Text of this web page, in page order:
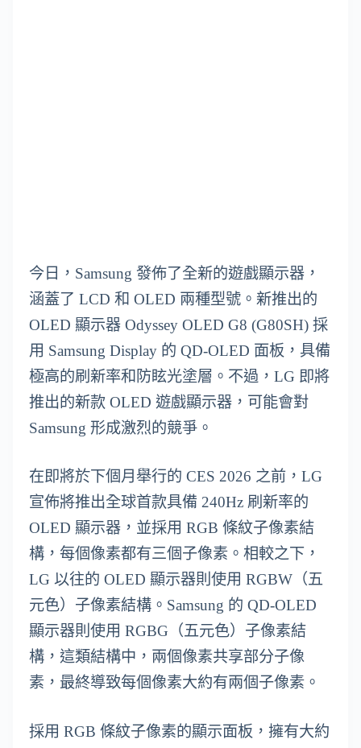
今日，Samsung 發佈了全新的遊戲顯示器，
涵蓋了 LCD 和 OLED 兩種型號。新推出的
OLED 顯示器 Odyssey OLED G8 (G80SH) 採
用 Samsung Display 的 QD-OLED 面板，具備
極高的刷新率和防眩光塗層。不過，LG 即將
推出的新款 OLED 遊戲顯示器，可能會對
Samsung 形成激烈的競爭。
在即將於下個月舉行的 CES 2026 之前，LG
宣佈將推出全球首款具備 240Hz 刷新率的
OLED 顯示器，並採用 RGB 條紋子像素結
構，每個像素都有三個子像素。相較之下，
LG 以往的 OLED 顯示器則使用 RGBW（五
元色）子像素結構。Samsung 的 QD-OLED
顯示器則使用 RGBG（五元色）子像素結
構，這類結構中，兩個像素共享部分子像
素，最終導致每個像素大約有兩個子像素。
採用 RGB 條紋子像素的顯示面板，擁有大約